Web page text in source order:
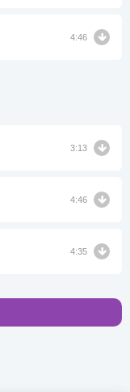
4:46
3:13
4:46
4:35